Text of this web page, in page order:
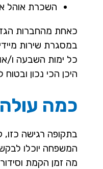
השכרת אוהל
כאחת מהחברות
במסגרת שירות
כל ימות השבעה ו/
היכן הכי נכון
כמה
בתקופה רגישה
המשפחה יוכלו
מה זמן הקמת